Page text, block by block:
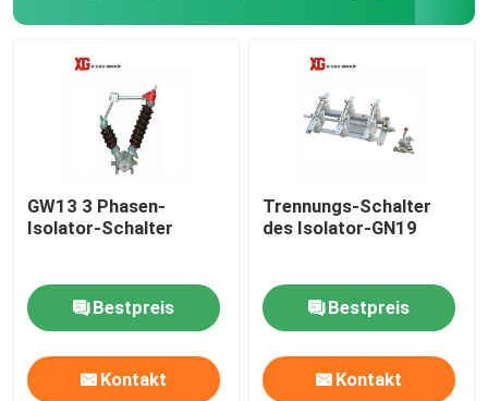
GW13 3 Phasen-
Isolator-Schalter
Bestpreis
Kontakt
Trennungs-Schalter
des Isolator-GN19
Bestpreis
Kontakt